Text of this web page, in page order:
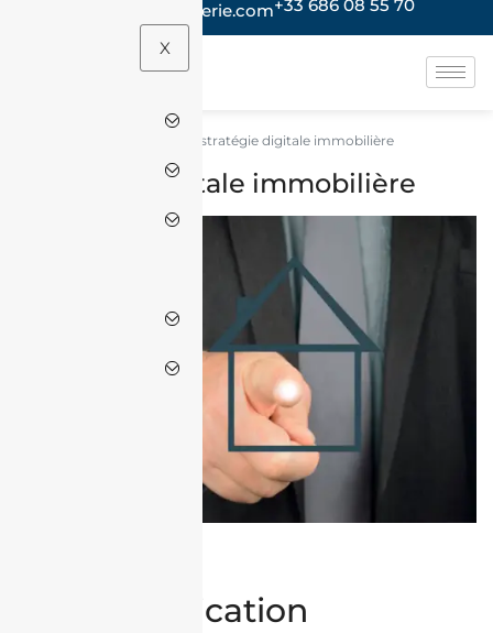
contact@jacheteenalgerie.com+33 686 08 55 70
X
stratégie digitale immobilière
stratégie digitale immobilière
Communication